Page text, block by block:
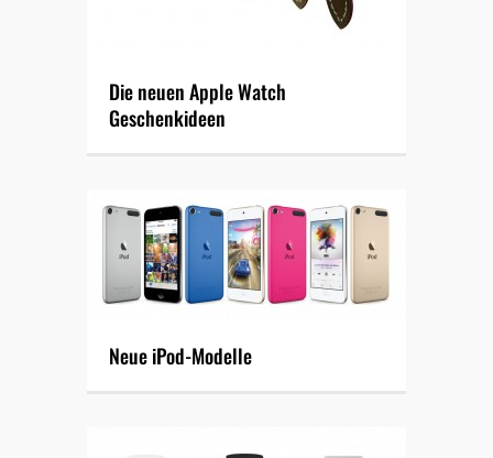
Die neuen Apple Watch
Geschenkideen
Neue iPod-Modelle